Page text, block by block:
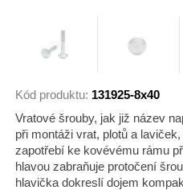
Kód produktu: 131925-8x40
Vratové šrouby, jak již název
při montáži vrat, plotů a
zapotřebí ke kovévému rámu
hlavou zabraňuje protočení
hlavička dokreslí dojem